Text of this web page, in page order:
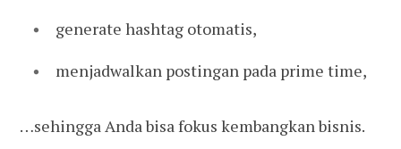
generate hashtag otomatis,
menjadwalkan postingan pada prime time,
…sehingga Anda bisa fokus kembangkan bisnis.